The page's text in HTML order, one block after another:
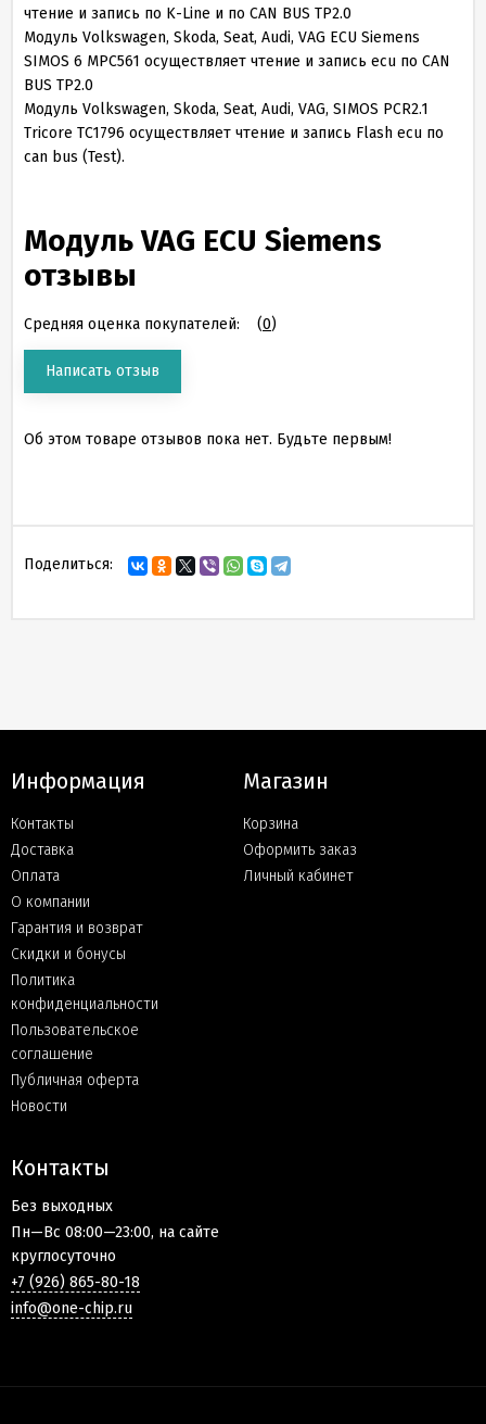
чтение и запись по K-Line и по CAN BUS TP2.0
Модуль Volkswagen, Skoda, Seat, Audi, VAG ECU Siemens
SIMOS 6 MPC561 осуществляет чтение и запись ecu по CAN
BUS TP2.0
Модуль Volkswagen, Skoda, Seat, Audi, VAG, SIMOS PCR2.1
Tricore TC1796 осуществляет чтение и запись Flash ecu по
can bus (Test).
Модуль VAG ECU Siemens
отзывы
Средняя оценка покупателей: (0)
Написать отзыв
Об этом товаре отзывов пока нет. Будьте первым!
Поделиться:
Информация
Контакты
Доставка
Оплата
О компании
Гарантия и возврат
Скидки и бонусы
Политика
конфиденциальности
Пользовательское
соглашение
Публичная оферта
Новости
Магазин
Корзина
Оформить заказ
Личный кабинет
Контакты
Без выходных
Пн—Вс 08:00—23:00, на сайте
круглосуточно
+7 (926) 865-80-18
info@one-chip.ru